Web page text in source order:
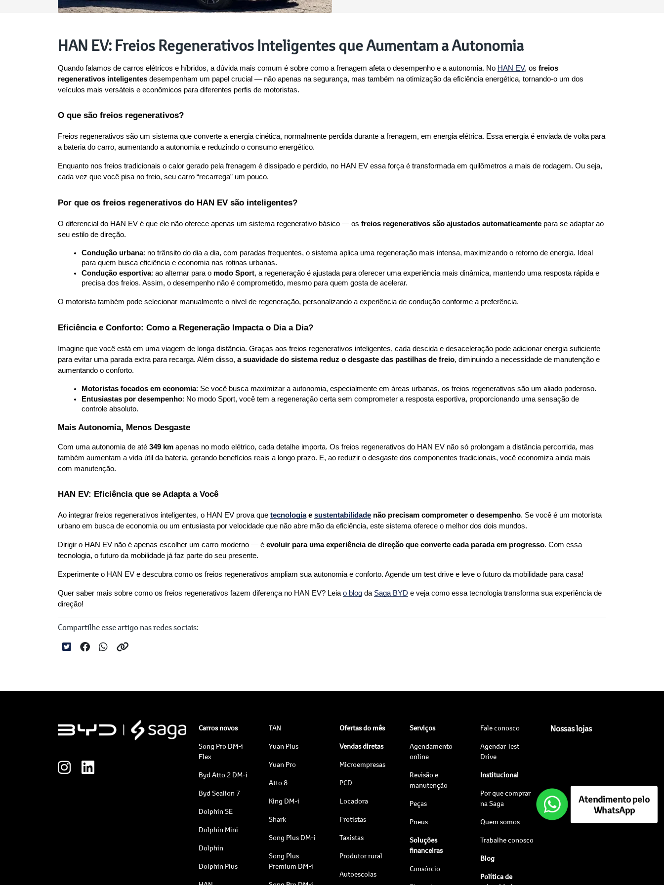
HAN EV: Freios Regenerativos Inteligentes que Aumentam a Autonomia
Quando falamos de carros elétricos e híbridos, a dúvida mais comum é sobre como a frenagem afeta o desempenho e a autonomia. No HAN EV, os freios
regenerativos inteligentes desempenham um papel crucial — não apenas na segurança, mas também na otimização da eficiência energética, tornando-o um dos
veículos mais versáteis e econômicos para diferentes perfis de motoristas.
O que são freios regenerativos?
Freios regenerativos são um sistema que converte a energia cinética, normalmente perdida durante a frenagem, em energia elétrica. Essa energia é enviada de volta para
a bateria do carro, aumentando a autonomia e reduzindo o consumo energético.
Enquanto nos freios tradicionais o calor gerado pela frenagem é dissipado e perdido, no HAN EV essa força é transformada em quilômetros a mais de rodagem. Ou seja,
cada vez que você pisa no freio, seu carro “recarrega” um pouco.
Por que os freios regenerativos do HAN EV são inteligentes?
O diferencial do HAN EV é que ele não oferece apenas um sistema regenerativo básico — os freios regenerativos são ajustados automaticamente para se adaptar ao
seu estilo de direção.
Condução urbana: no trânsito do dia a dia, com paradas frequentes, o sistema aplica uma regeneração mais intensa, maximizando o retorno de energia. Ideal
para quem busca eficiência e economia nas rotinas urbanas.
Condução esportiva: ao alternar para o modo Sport, a regeneração é ajustada para oferecer uma experiência mais dinâmica, mantendo uma resposta rápida e
precisa dos freios. Assim, o desempenho não é comprometido, mesmo para quem gosta de acelerar.
O motorista também pode selecionar manualmente o nível de regeneração, personalizando a experiência de condução conforme a preferência.
Eficiência e Conforto: Como a Regeneração Impacta o Dia a Dia?
Imagine que você está em uma viagem de longa distância. Graças aos freios regenerativos inteligentes, cada descida e desaceleração pode adicionar energia suficiente
para evitar uma parada extra para recarga. Além disso, a suavidade do sistema reduz o desgaste das pastilhas de freio, diminuindo a necessidade de manutenção e
aumentando o conforto.
Motoristas focados em economia: Se você busca maximizar a autonomia, especialmente em áreas urbanas, os freios regenerativos são um aliado poderoso.
Entusiastas por desempenho: No modo Sport, você tem a regeneração certa sem comprometer a resposta esportiva, proporcionando uma sensação de
controle absoluto.
Mais Autonomia, Menos Desgaste
Com uma autonomia de até 349 km apenas no modo elétrico, cada detalhe importa. Os freios regenerativos do HAN EV não só prolongam a distância percorrida, mas
também aumentam a vida útil da bateria, gerando benefícios reais a longo prazo. E, ao reduzir o desgaste dos componentes tradicionais, você economiza ainda mais
com manutenção.
HAN EV: Eficiência que se Adapta a Você
Ao integrar freios regenerativos inteligentes, o HAN EV prova que tecnologia e sustentabilidade não precisam comprometer o desempenho. Se você é um motorista
urbano em busca de economia ou um entusiasta por velocidade que não abre mão da eficiência, este sistema oferece o melhor dos dois mundos.
Dirigir o HAN EV não é apenas escolher um carro moderno — é evoluir para uma experiência de direção que converte cada parada em progresso. Com essa
tecnologia, o futuro da mobilidade já faz parte do seu presente.
Experimente o HAN EV e descubra como os freios regenerativos ampliam sua autonomia e conforto. Agende um test drive e leve o futuro da mobilidade para casa!
Quer saber mais sobre como os freios regenerativos fazem diferença no HAN EV? Leia o blog da Saga BYD e veja como essa tecnologia transforma sua experiência de
direção!
Compartilhe esse artigo nas redes sociais:
Carros novos
Song Pro DM-i
Flex
Byd Atto 2 DM-i
Byd Sealion 7
Dolphin SE
Dolphin Mini
Dolphin
Dolphin Plus
TAN
Yuan Plus
Yuan Pro
Atto 8
King DM-i
Shark
Song Plus DM-i
Song Plus
Premium DM-i
Ofertas do mês
Vendas diretas
Microempresas
PCD
Locadora
Frotistas
Taxistas
Produtor rural
Autoescolas
Serviços
Agendamento
online
Revisão e
manutenção
Peças
Pneus
Soluções
financeiras
Consórcio
Fale conosco
Agendar Test
Drive
Institucional
Por que comprar
na Saga
Quem somos
Trabalhe conosco
Blog
Política de
Nossas lojas
Atendimento pelo
WhatsApp